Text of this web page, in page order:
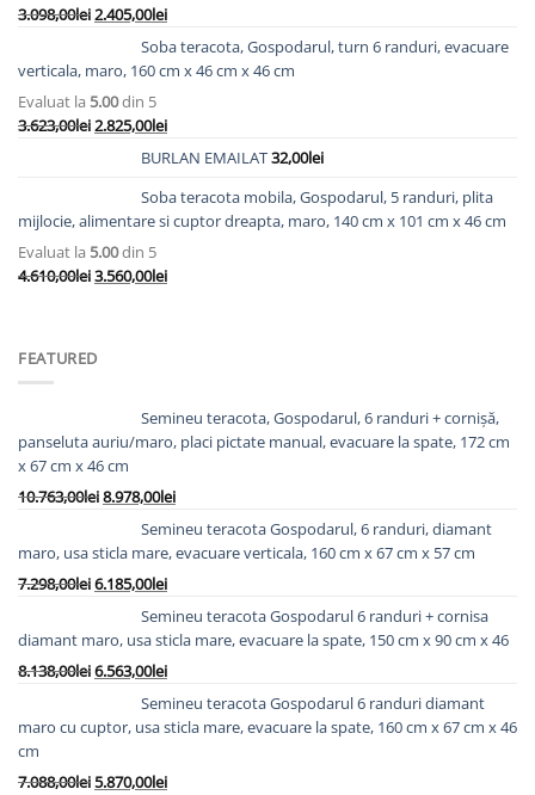
3.098,00leiPrețul
fost:
3.098,00lei.
2.405,00leiPrețul
curent
Soba teracota, Gospodarul, turn 6 randuri, evacuare
verticala, maro, 160 cm x 46 cm x 46 cm
Evaluat la 5.00din 5
3.623,00leiPrețul
3.623,00lei.
2.825,00leiPrețul
curent
2.825,00lei.
BURLAN EMAILAT32,00lei
Soba teracota mobila, Gospodarul, 5 randuri, plita
mijlocie, alimentare si cuptor dreapta, maro, 140 cm x 101 cm x 46 cm
Evaluat la 5.00din 5
4.610,00leiPrețul
4.610,00lei.
3.560,00leiPrețul
FEATURED
Semineu teracota, Gospodarul, 6 randuri + cornișă,
panseluta auriu/maro, placi pictate manual, evacuare la spate, 172 cm
x 67 cm x 46 cm
10.763,00leiPrețul
a
10.763,00lei.
8.978,00leiPrețul
curent
Semineu teracota Gospodarul, 6 randuri, diamant
maro, usa sticla mare, evacuare verticala, 160 cm x 67 cm x 57 cm
7.298,00leiPrețul
7.298,00lei.
6.185,00leiPrețul
curent
este:
Semineu teracota Gospodarul 6 randuri + cornisa
diamant maro, usa sticla mare, evacuare la spate, 150 cm x 90 cm x 46
8.138,00leiPrețul
fost:
6.563,00leiPrețul
curent
este:
Semineu teracota Gospodarul 6 randuri diamant
maro cu cuptor, usa sticla mare, evacuare la spate, 160 cm x 67 cm x 46
cm
7.088,00leiPrețul
5.870,00leiPrețul